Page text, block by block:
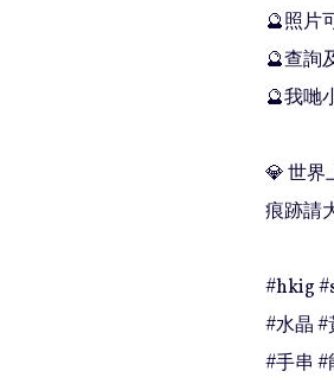
🔮照片
🔮查詢
🔮我哋
💎 世界
痕跡請
#hkig
#水晶 #
#手串 #